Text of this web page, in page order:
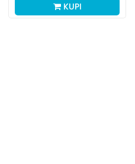
KUPI